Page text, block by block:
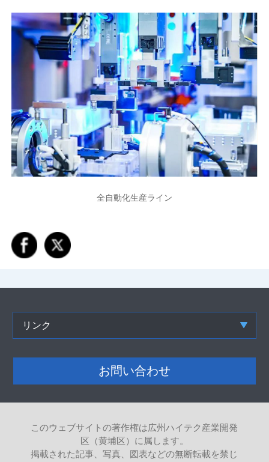
全自動化生産ライン
リンク
お問い合わせ
このウェブサイトの著作権は広州ハイテク産業開発
区（黄埔区）に属します。
掲載された記事、写真、図表などの無断転載を禁じ